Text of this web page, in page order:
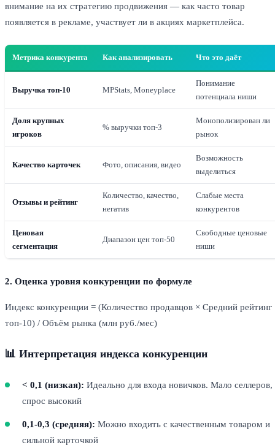
внимание на их стратегию продвижения — как часто товар
появляется в рекламе, участвует ли в акциях маркетплейса.
Метрика конкурента Как анализировать Что это даёт
Выручка топ-10 MPStats, Moneyplace
Понимание
потенциала ниши
Доля крупных
игроков
% выручки топ-3
Монополизирован ли
рынок
Качество карточек Фото, описания, видео
Возможность
выделиться
Отзывы и рейтинг
Количество, качество,
негатив
Слабые места
конкурентов
Ценовая
сегментация
Диапазон цен топ-50
Свободные ценовые
ниши
2. Оценка уровня конкуренции по формуле
Индекс конкуренции = (Количество продавцов × Средний рейтинг
топ-10) / Объём рынка (млн руб./мес)
📊 Интерпретация индекса конкуренции
< 0,1 (низкая): Идеально для входа новичков. Мало селлеров,
спрос высокий
0,1-0,3 (средняя): Можно входить с качественным товаром и
сильной карточкой